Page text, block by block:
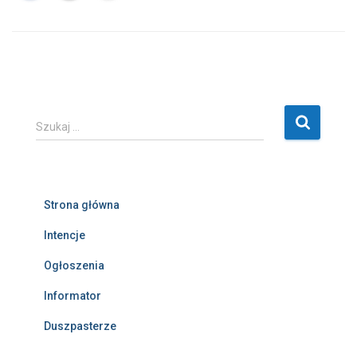
S
z
Szukaj …
Strona główna
Intencje
Ogłoszenia
Informator
Duszpasterze